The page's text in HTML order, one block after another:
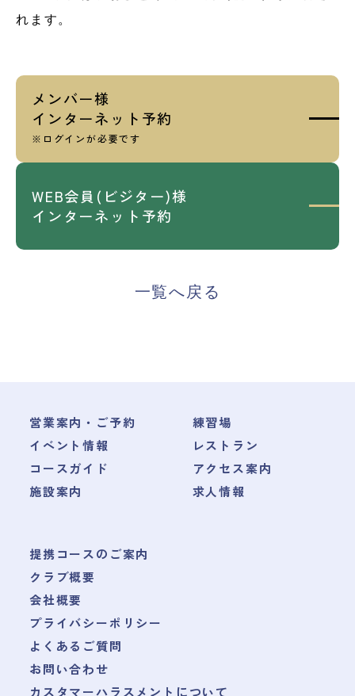
れます。
メンバー様
インターネット予約
※ログインが必要です
WEB会員(ビジター)様
インターネット予約
一覧へ戻る
営業案内・ご予約
イベント情報
コースガイド
施設案内
練習場
レストラン
アクセス案内
求人情報
提携コースのご案内
クラブ概要
会社概要
プライバシーポリシー
よくあるご質問
お問い合わせ
カスタマーハラスメントについて